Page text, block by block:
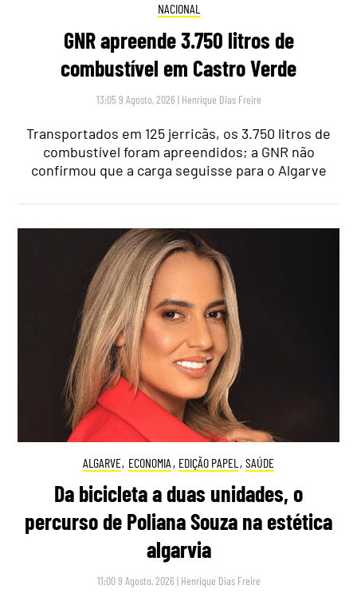
NACIONAL
GNR apreende 3.750 litros de
combustível em Castro Verde
13:05 9 Agosto, 2026 | Henrique Dias Freire
Transportados em 125 jerricãs, os 3.750 litros de
combustível foram apreendidos; a GNR não
confirmou que a carga seguisse para o Algarve
ALGARVE, ECONOMIA , EDIÇÃO PAPEL , SAÚDE
Da bicicleta a duas unidades, o
percurso de Poliana Souza na estética
algarvia
11:00 9 Agosto, 2026 | Henrique Dias Freire